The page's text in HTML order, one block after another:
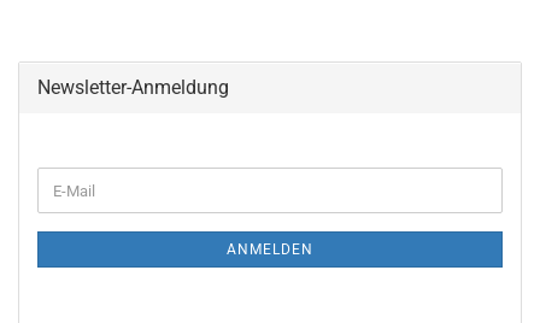
Newsletter-Anmeldung
ANMELDEN